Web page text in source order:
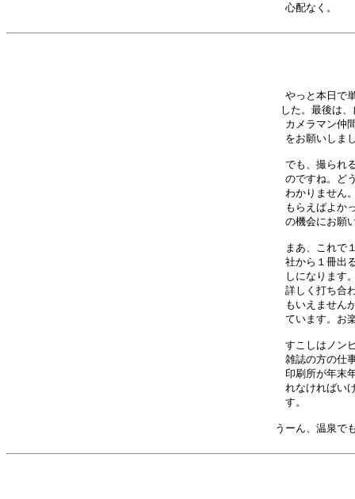
心
やっと本日で
した。最後は
カメラマン仲
をお
でも、撮られ
のですね。ど
わかりません
もらえばよか
の機会にお
まあ、これで
社から１冊出
しになります
詳しく打ち合
もいえません
ていま
すこしはノン
雑誌の方の仕
印刷所が年末
れなければい
うーん、温泉で